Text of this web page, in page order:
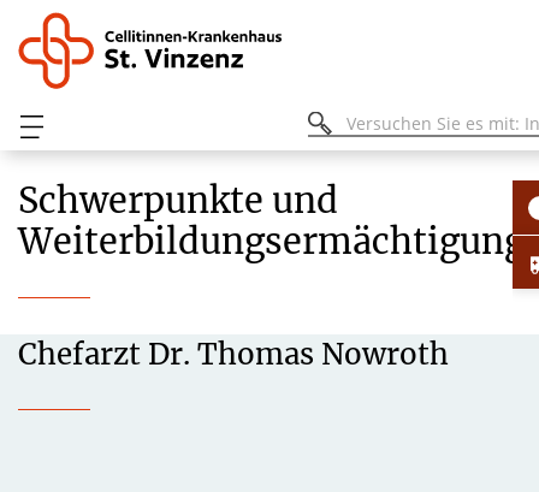
Schwerpunkte und
Chefarzt Dr. Thomas Nowroth